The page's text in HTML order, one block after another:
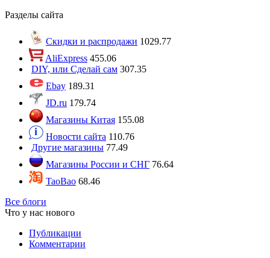
Разделы сайта
Скидки и распродажи 1029.77
AliExpress 455.06
DIY, или Сделай сам 307.35
Ebay 189.31
JD.ru 179.74
Магазины Китая 155.08
Новости сайта 110.76
Другие магазины 77.49
Магазины России и СНГ 76.64
TaoBao 68.46
Все блоги
Что у нас нового
Публикации
Комментарии